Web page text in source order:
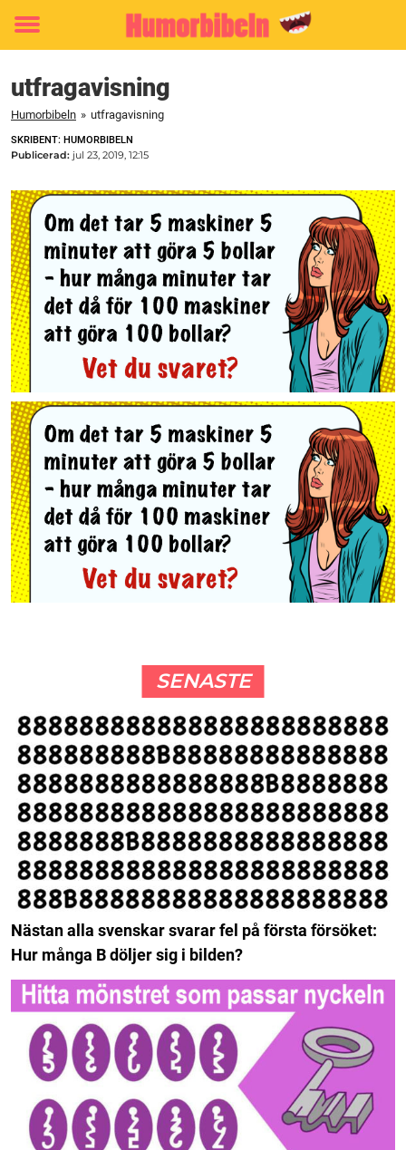
Toggle
utfragavisning
Humorbibeln » utfragavisning
SKRIBENT: HUMORBIBELN
Publicerad: jul 23, 2019, 12:15
SENASTE
Nästan alla svenskar svarar fel på första försöket:
Hur många B döljer sig i bilden?